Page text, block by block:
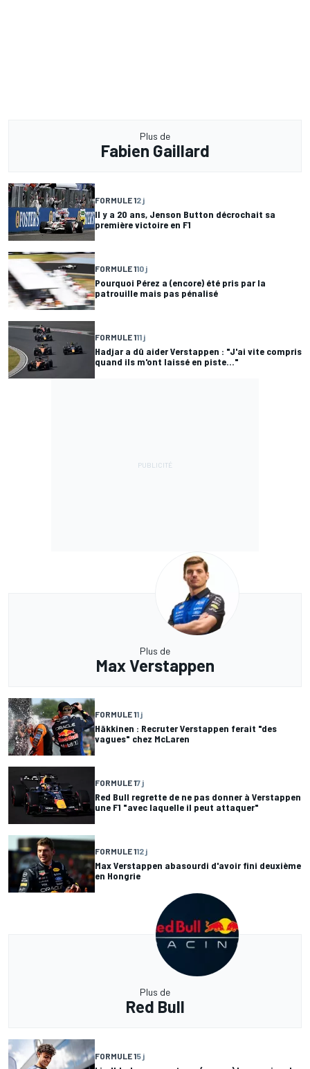
Plus de
Fabien Gaillard
FORMULE 12 j
Il y a 20 ans, Jenson Button décrochait sa
première victoire en F1
FORMULE 110 j
Pourquoi Pérez a (encore) été pris par la
patrouille mais pas pénalisé
FORMULE 111 j
Hadjar a dû aider Verstappen : "J'ai vite compris
quand ils m'ont laissé en piste..."
Plus de
Max Verstappen
FORMULE 11 j
Häkkinen : Recruter Verstappen ferait "des
vagues" chez McLaren
FORMULE 17 j
Red Bull regrette de ne pas donner à Verstappen
une F1 "avec laquelle il peut attaquer"
FORMULE 112 j
Max Verstappen abasourdi d'avoir fini deuxième
en Hongrie
Plus de
Red Bull
FORMULE 15 j